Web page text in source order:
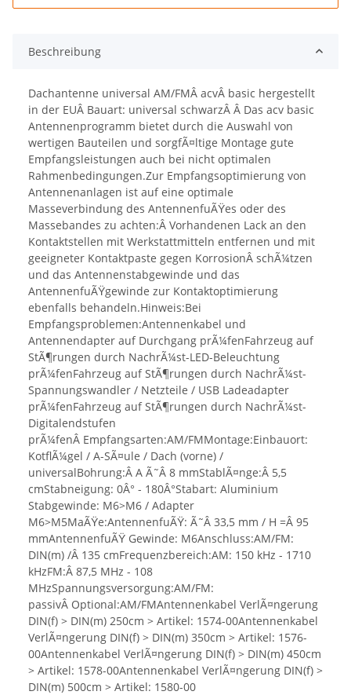
Beschreibung
Dachantenne universal AM/FMÂ acvÂ basic hergestellt
in der EUÂ Bauart: universal schwarzÂ Â Das acv basic
Antennenprogramm bietet durch die Auswahl von
wertigen Bauteilen und sorgfÃ¤ltige Montage gute
Empfangsleistungen auch bei nicht optimalen
Rahmenbedingungen.Zur Empfangsoptimierung von
Antennenanlagen ist auf eine optimale
Masseverbindung des AntennenfuÃŸes oder des
Massebandes zu achten:Â Vorhandenen Lack an den
Kontaktstellen mit Werkstattmitteln entfernen und mit
geeigneter Kontaktpaste gegen KorrosionÂ schÃ¼tzen
und das Antennenstabgewinde und das
AntennenfuÃŸgewinde zur Kontaktoptimierung
ebenfalls behandeln.Hinweis:Bei
Empfangsproblemen:Antennenkabel und
Antennendapter auf Durchgang prÃ¼fenFahrzeug auf
StÃ¶rungen durch NachrÃ¼st-LED-Beleuchtung
prÃ¼fenFahrzeug auf StÃ¶rungen durch NachrÃ¼st-
Spannungswandler / Netzteile / USB Ladeadapter
prÃ¼fenFahrzeug auf StÃ¶rungen durch NachrÃ¼st-
Digitalendstufen
prÃ¼fenÂ Empfangsarten:AM/FMMontage:Einbauort:
KotflÃ¼gel / A-SÃ¤ule / Dach (vorne) /
universalBohrung:Â A Ã˜Â 8 mmStablÃ¤nge:Â 5,5
cmStabneigung: 0Â° - 180Â°Stabart: Aluminium
Stabgewinde: M6>M6 / Adapter
M6>M5MaÃŸe:AntennenfuÃŸ: Ã˜Â 33,5 mm / H =Â 95
mmAntennenfuÃŸ Gewinde: M6Anschluss:AM/FM:
DIN(m) /Â 135 cmFrequenzbereich:AM: 150 kHz - 1710
kHzFM:Â 87,5 MHz - 108
MHzSpannungsversorgung:AM/FM:
passivÂ Optional:AM/FMAntennenkabel VerlÃ¤ngerung
DIN(f) > DIN(m) 250cm > Artikel: 1574-00Antennenkabel
VerlÃ¤ngerung DIN(f) > DIN(m) 350cm > Artikel: 1576-
00Antennenkabel VerlÃ¤ngerung DIN(f) > DIN(m) 450cm
> Artikel: 1578-00Antennenkabel VerlÃ¤ngerung DIN(f) >
DIN(m) 500cm > Artikel: 1580-00